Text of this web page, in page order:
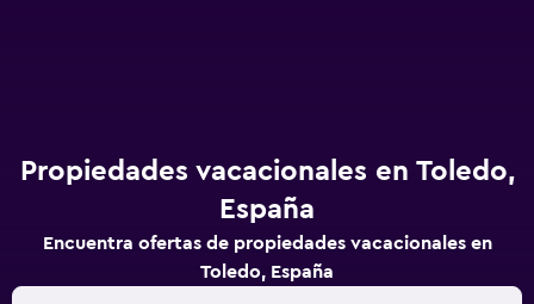
Propiedades vacacionales en Toledo,
España
Encuentra ofertas de propiedades vacacionales en
Toledo, España